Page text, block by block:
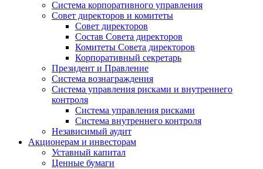
Система корпоративного управления
Совет директоров и комитеты
Совет директоров
Состав Совета директоров
Комитеты Совета директоров
Корпоративный секретарь
Президент и Правление
Система вознаграждения
Система управления рисками и внутреннего
контроля
Система управления рисками
Система внутреннего контроля
Независимый аудит
Акционерам и инвесторам
Уставный капитал
Ценные бумаги